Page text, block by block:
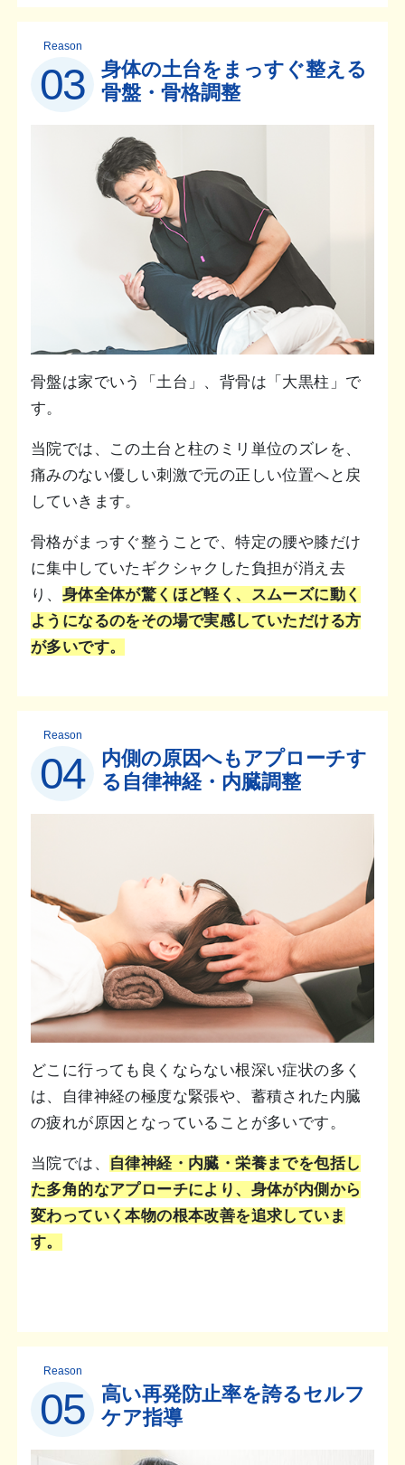
Reason
03
身体の土台をまっすぐ整える
骨盤・骨格調整
骨盤は家でいう「土台」、背骨は「大黒柱」で
す。
当院では、この土台と柱のミリ単位のズレを、
痛みのない優しい刺激で元の正しい位置へと戻
していきます。
骨格がまっすぐ整うことで、特定の腰や膝だけ
に集中していたギクシャクした負担が消え去
り、 身体全体が驚くほど軽く、スムーズに動く
ようになるのをその場で実感していただける方
が多いです。
Reason
04
内側の原因へもアプローチす
る自律神経・内臓調整
どこに行っても良くならない根深い症状の多く
は、自律神経の極度な緊張や、蓄積された内臓
の疲れが原因となっていることが多いです。
当院では、
自律神経・内臓・栄養までを包括し
た多角的なアプローチにより、身体が内側から
変わっていく本物の根本改善を追求していま
す。
Reason
05
高い再発防止率を誇るセルフ
ケア指導